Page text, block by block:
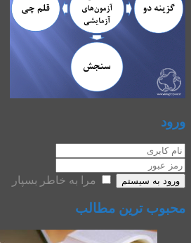
ورود
ورود به سیستم مرا به خاطر بسپار
محبوب ترین مطالب